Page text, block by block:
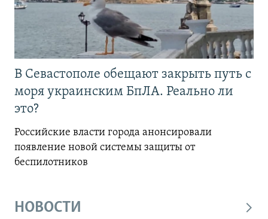
В Севастополе обещают закрыть путь с
моря украинским БпЛА. Реально ли
это?
Российские власти города анонсировали
появление новой системы защиты от
беспилотников
НОВОСТИ